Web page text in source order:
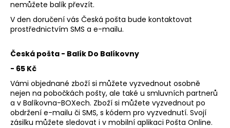
nemůžete balík převzít.
V den doručení vás Česká pošta bude kontaktovat
prostřednictvím SMS a e-mailu.
Česká pošta - Balík Do Balíkovny
- 65 Kč
Vámi objednané zboží si můžete vyzvednout osobně
nejen na pobočkách pošty, ale také u smluvních partnerů
a v Balíkovna-BOXech. Zboží si můžete vyzvednout po
obdržení e-mailu či SMS, s kódem pro vyzvednutí. Svojí
zásilku můžete sledovat i v mobilní aplikaci Pošta Online.
O
d
p
o
r
ú
č
a
m
e